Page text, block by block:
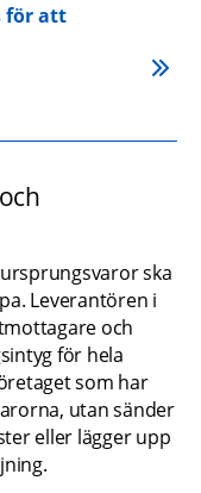
för att
ska
Leverantören i
och
för hela
som har
utan sänder
eller lägger upp